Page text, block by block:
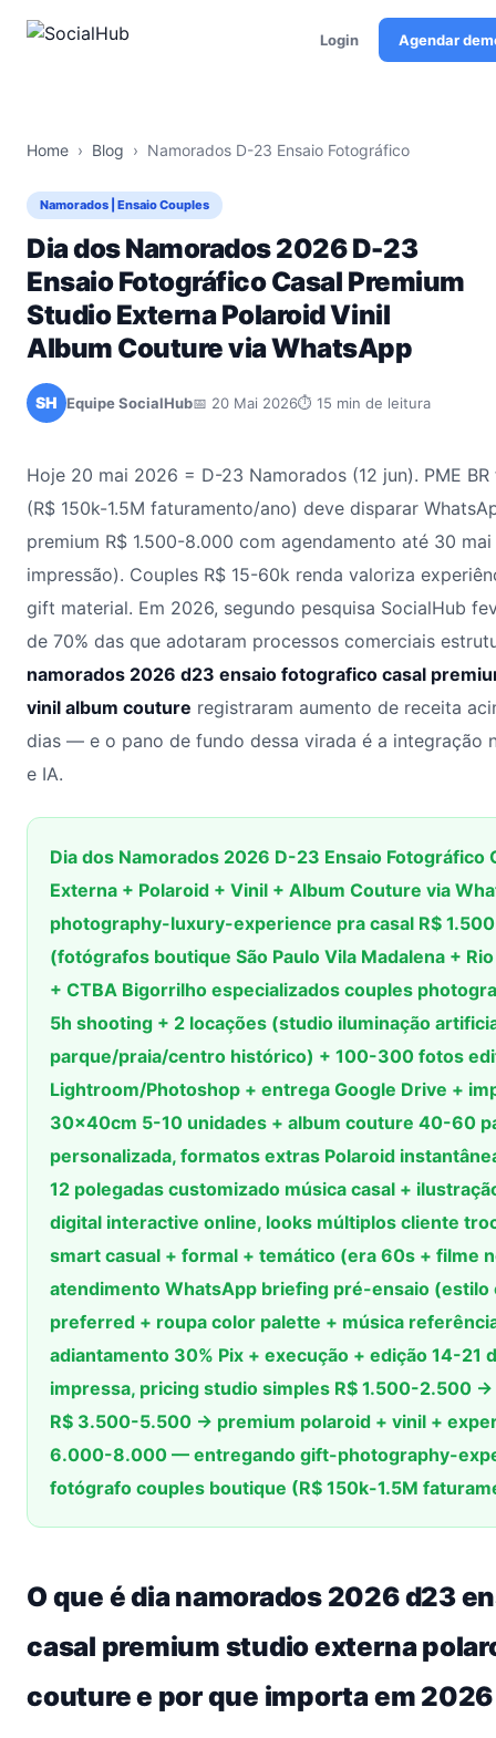
Login Agendar
Home › Blog › Namorados D-23 Ensaio Fotográfico
Namorados | Ensaio Couples
Dia dos Namorados 2026 D-23
Ensaio Fotográfico Casal Premium
Studio Externa Polaroid Vinil
Album Couture via WhatsApp
SH Equipe SocialHub📅 20 Mai 2026⏱ 15 min de leitura
Hoje 20 mai 2026 = D-23 Namorados (12 jun). PME
(R$ 150k-1.5M faturamento/ano) deve disparar
premium R$ 1.500-8.000 com agendamento até 30
impressão). Couples R$ 15-60k renda valoriza
gift material. Em 2026, segundo pesquisa SocialHub
de 70% das que adotaram processos comerciais
namorados 2026 d23 ensaio fotografico casal
vinil album couture registraram aumento de receita
dias — e o pano de fundo dessa virada é a integração
e IA.
Dia dos Namorados 2026 D-23 Ensaio Fotográfico
Externa + Polaroid + Vinil + Album Couture via
photography-luxury-experience pra casal R$
(fotógrafos boutique São Paulo Vila Madalena +
+ CTBA Bigorrilho especializados couples
5h shooting + 2 locações (studio iluminação
parque/praia/centro histórico) + 100-300 fotos
Lightroom/Photoshop + entrega Google Drive +
30×40cm 5-10 unidades + album couture 40-60
personalizada, formatos extras Polaroid
12 polegadas customizado música casal +
digital interactive online, looks múltiplos cliente
smart casual + formal + temático (era 60s + filme
atendimento WhatsApp briefing pré-ensaio (estilo
preferred + roupa color palette + música
adiantamento 30% Pix + execução + edição 14-21
impressa, pricing studio simples R$ 1.500-2.500
R$ 3.500-5.500 → premium polaroid + vinil +
6.000-8.000 — entregando gift-photography-
fotógrafo couples boutique (R$ 150k-1.5M
O que é dia namorados 2026 d23
casal premium studio externa
couture e por que importa em 2026